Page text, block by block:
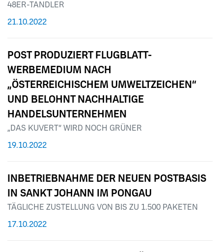
48ER-TANDLER
21.10.2022
POST PRODUZIERT FLUGBLATT-
WERBEMEDIUM NACH
„ÖSTERREICHISCHEM UMWELTZEICHEN“
UND BELOHNT NACHHALTIGE
HANDELSUNTERNEHMEN
„DAS KUVERT“ WIRD NOCH GRÜNER
19.10.2022
INBETRIEBNAHME DER NEUEN POSTBASIS
IN SANKT JOHANN IM PONGAU
TÄGLICHE ZUSTELLUNG VON BIS ZU 1.500 PAKETEN
17.10.2022